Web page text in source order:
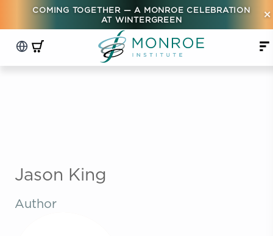
COMING TOGETHER — A MONROE CELEBRATION
AT WINTERGREEN
×
Jason King
Author